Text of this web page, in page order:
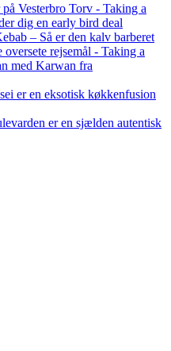
Vesterbro Torv - Taking a
dig en early bird deal
– Så er den kalv barberet
rejsemål - Taking a
med Karwan fra
er en eksotisk køkkenfusion
er en sjælden autentisk